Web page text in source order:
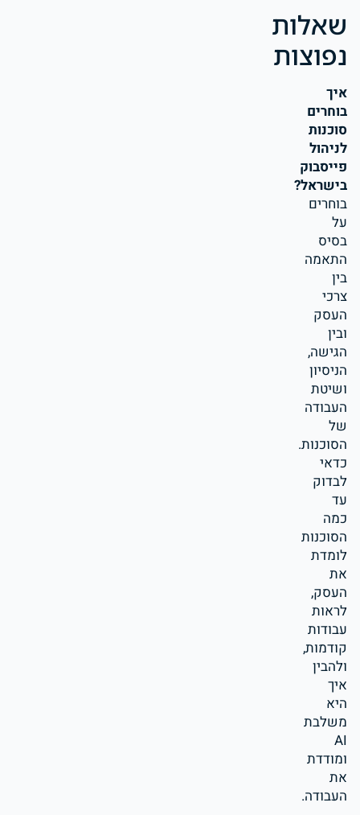
שאלות
נפוצות
איך
בוחרים
סוכנות
לניהול
פייסבוק
בישראל?
בוחרים
על
בסיס
התאמה
בין
צרכי
העסק
ובין
הגישה,
הניסיון
ושיטת
העבודה
של
הסוכנות.
כדאי
לבדוק
עד
כמה
הסוכנות
לומדת
את
העסק,
לראות
עבודות
קודמות,
ולהבין
איך
היא
משלבת
AI
ומודדת
את
העבודה.